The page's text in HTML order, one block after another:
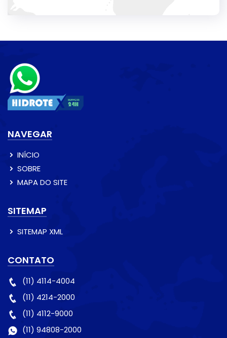
NAVEGAR
INÍCIO
SOBRE
MAPA DO SITE
SITEMAP
SITEMAP XML
CONTATO
(11) 4114-4004
(11) 4214-2000
(11) 4112-9000
(11) 94808-2000